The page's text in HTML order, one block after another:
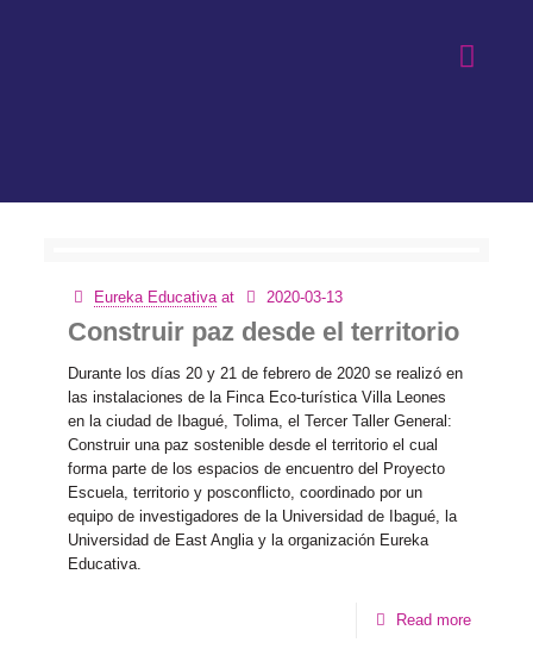
Eureka Educativa at 2020-03-13
Construir paz desde el territorio
Durante los días 20 y 21 de febrero de 2020 se realizó en
las instalaciones de la Finca Eco-turística Villa Leones
en la ciudad de Ibagué, Tolima, el Tercer Taller General:
Construir una paz sostenible desde el territorio el cual
forma parte de los espacios de encuentro del Proyecto
Escuela, territorio y posconflicto, coordinado por un
equipo de investigadores de la Universidad de Ibagué, la
Universidad de East Anglia y la organización Eureka
Educativa.
Read more